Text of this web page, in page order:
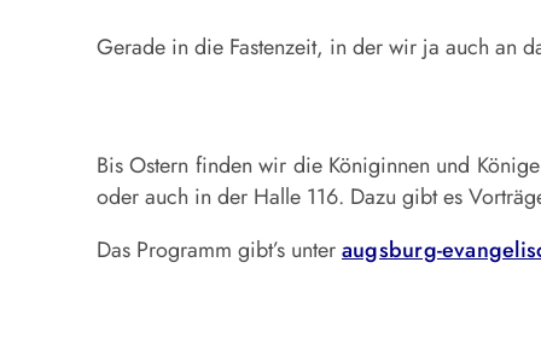
Gerade in die Fastenzeit, in der wir ja auch an
Bis Ostern finden wir die Königinnen und
oder auch in der Halle 116. Dazu gibt es
Das Programm gibt’s unteraugsburg-